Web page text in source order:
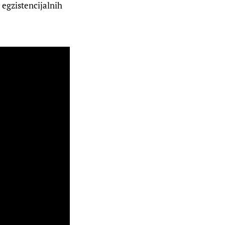
egzistencijalnih